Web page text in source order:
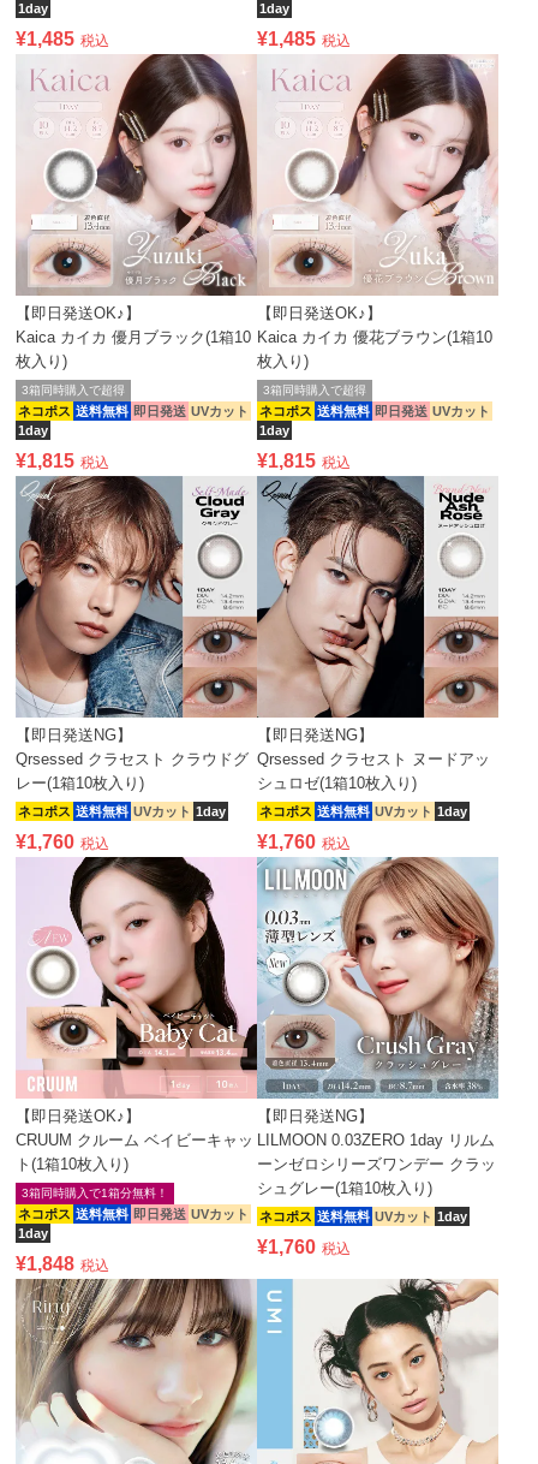
1day
¥1,485 税込
1day
¥1,485 税込
【即日発送OK♪】
Kaica カイカ 優月ブラック(1箱10
枚入り)
ネコポス 送料無料 即日発送 UVカット
1day
3箱同時購入で超得
¥1,815 税込
【即日発送OK♪】
Kaica カイカ 優花ブラウン(1箱10
枚入り)
ネコポス 送料無料 即日発送 UVカット
1day
3箱同時購入で超得
¥1,815 税込
【即日発送NG】
Qrsessed クラセスト クラウドグ
レー(1箱10枚入り)
ネコポス 送料無料 UVカット 1day
¥1,760 税込
【即日発送NG】
Qrsessed クラセスト ヌードアッ
シュロゼ(1箱10枚入り)
ネコポス 送料無料 UVカット 1day
¥1,760 税込
【即日発送OK♪】
CRUUM クルーム ベイビーキャッ
ト(1箱10枚入り)
ネコポス 送料無料 即日発送 UVカット
1day
3箱同時購入で1箱分無料！
¥1,848 税込
【即日発送NG】
LILMOON 0.03ZERO 1day リルム
ーンゼロシリーズワンデー クラッ
シュグレー(1箱10枚入り)
ネコポス 送料無料 UVカット 1day
¥1,760 税込